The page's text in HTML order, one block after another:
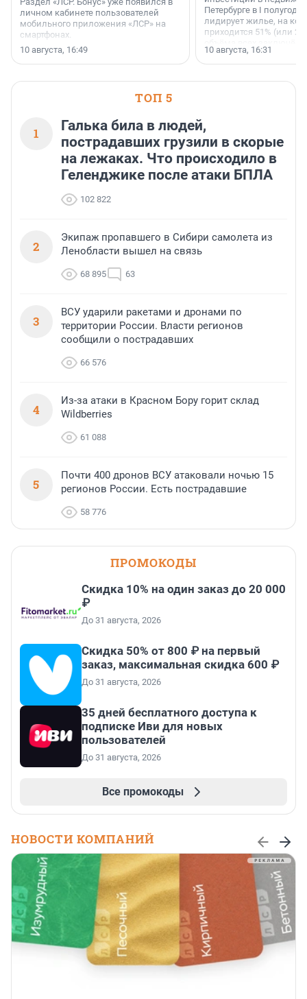
личном кабинете пользователей
мобильного приложения «ЛСР» на
смартфонах.
10 августа, 16:49
Петербурге в I
лидирует жилье, на
приходится 51% (или
10 августа, 16:31
ТОП 5
1
Галька била в людей,
пострадавших грузили в скорые
на лежаках. Что происходило в
Геленджике после атаки БПЛА
102 822
2
Экипаж пропавшего в Сибири самолета из
Ленобласти вышел на связь
68 895 63
3
ВСУ ударили ракетами и дронами по
территории России. Власти регионов
сообщили о пострадавших
66 576
4
Из-за атаки в Красном Бору горит склад
Wildberries
61 088
5
Почти 400 дронов ВСУ атаковали ночью 15
регионов России. Есть пострадавшие
58 776
ПРОМОКОДЫ
Скидка 10% на один заказ до 20 000
₽
До 31 августа, 2026
Скидка 50% от 800 ₽ на первый
заказ, максимальная скидка 600 ₽
До 31 августа, 2026
35 дней бесплатного доступа к
подписке Иви для новых
пользователей
До 31 августа, 2026
Все промокоды
НОВОСТИ КОМПАНИЙ